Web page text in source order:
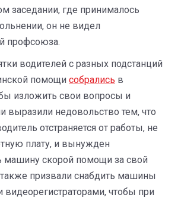
заседании, где принималось
он не видел
профсоюза.
водителей с разных подстанций
помощи собрались в
изложить свои вопросы и
выразили недовольство тем, что
отстраняется от работы, не
плату, и вынужден
машину скорой помощи за свой
также призвали снабдить машины
чтобы при